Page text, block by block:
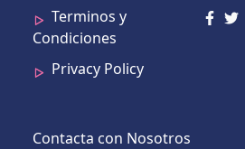
Terminos y
Condiciones
Privacy Policy
Contacta con Nosotros